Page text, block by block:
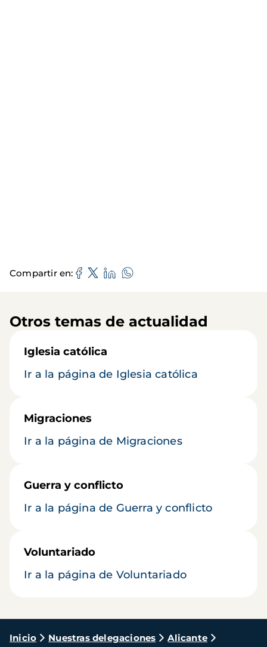
Compartir en
Otros temas de actualidad
Iglesia católica
Ir a la página de Iglesia católica
Migraciones
Ir a la página de Migraciones
Guerra y conflicto
Ir a la página de Guerra y conflicto
Voluntariado
Ir a la página de Voluntariado
Ruta
Inicio Nuestras delegaciones
Alicante